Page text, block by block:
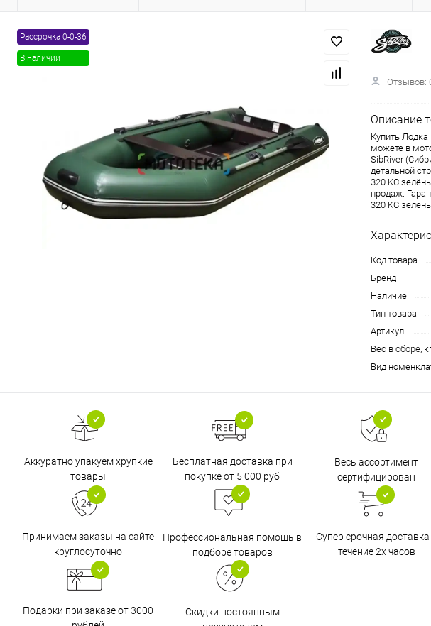
Товары первой необходимости
Рассрочка 0-0-36
В наличии
Отзывов:
Описание
Купить
можете в
SibRiver
детальной
320 KС
продаж.
320 KС
Код товара
Бренд
Наличие
Тип товара
Артикул
Вес в сборе,
Вид
Аккуратно упакуем хрупкие
товары
Бесплатная доставка при
покупке от 5 000 руб
Весь ассортимент
сертифицирован
Принимаем заказы на сайте
круглосуточно
Профессиональная помощь в
подборе товаров
Супер срочная доставка
течение 2х часов
Подарки при заказе от 3000
Скидки постоянным